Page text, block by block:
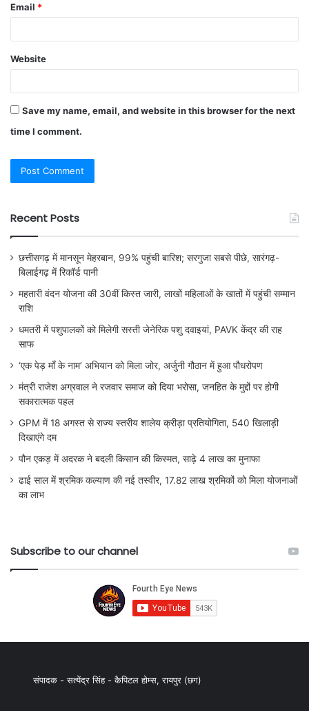
Email *
Website
Save my name, email, and website in this browser for the next
time I comment.
Recent Posts
छत्तीसगढ़ में मानसून मेहरबान, 99% पहुंची बारिश; सरगुजा सबसे पीछे, सारंगढ़-
बिलाईगढ़ में रिकॉर्ड पानी
महतारी वंदन योजना की 30वीं किस्त जारी, लाखों महिलाओं के खातों में पहुंची सम्मान
राशि
धमतरी में पशुपालकों को मिलेगी सस्ती जेनेरिक पशु दवाइयां, PAVK केंद्र की राह
साफ
‘एक पेड़ माँ के नाम’ अभियान को मिला जोर, अर्जुनी गौठान में हुआ पौधरोपण
मंत्री राजेश अग्रवाल ने रजवार समाज को दिया भरोसा, जनहित के मुद्दों पर होगी
सकारात्मक पहल
GPM में 18 अगस्त से राज्य स्तरीय शालेय क्रीड़ा प्रतियोगिता, 540 खिलाड़ी
दिखाएंगे दम
पौन एकड़ में अदरक ने बदली किसान की किस्मत, साढ़े 4 लाख का मुनाफा
ढाई साल में श्रमिक कल्याण की नई तस्वीर, 17.82 लाख श्रमिकों को मिला योजनाओं
का लाभ
Subscribe to our channel
संपादक - सत्येंद्र सिंह - कैपिटल होम्स, रायपुर (छग)